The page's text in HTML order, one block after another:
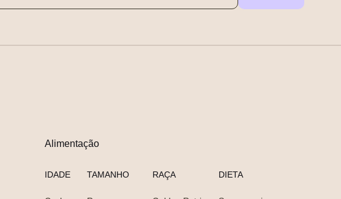
Alimentação
IDADE TAMANHO RAÇA DIETA